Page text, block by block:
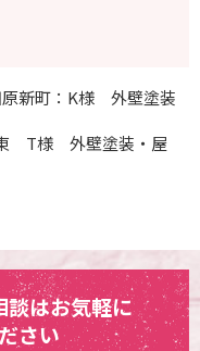
原新町：K様 外壁塗装
東 T様 外壁塗装・屋
談はお気軽に
さい